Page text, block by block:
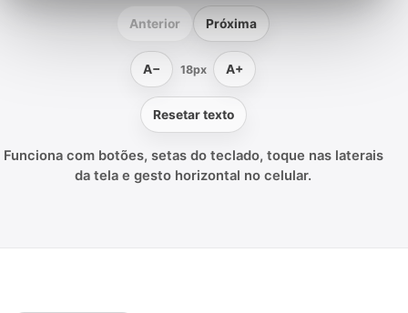
Anterior Próxima
A− 18px A+
Resetar texto
Funciona com botões, setas do teclado, toque nas laterais
da tela e gesto horizontal no celular.